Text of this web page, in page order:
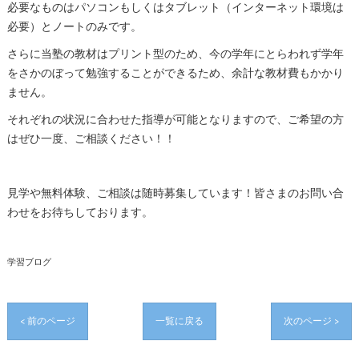
必要なものはパソコンもしくはタブレット（インターネット環境は
必要）とノートのみです。
さらに当塾の教材はプリント型のため、今の学年にとらわれず学年
をさかのぼって勉強することができるため、余計な教材費もかかり
ません。
それぞれの状況に合わせた指導が可能となりますので、ご希望の方
はぜひ一度、ご相談ください！！
見学や無料体験、ご相談は随時募集しています！皆さまのお問い合
わせをお待ちしております。
学習ブログ
< 前のページ 一覧に戻る 次のページ >